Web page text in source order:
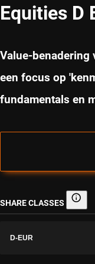
Equities D
Value-benadering
een focus op
fundamentals en
SHARE CLASSES Share
D-EUR